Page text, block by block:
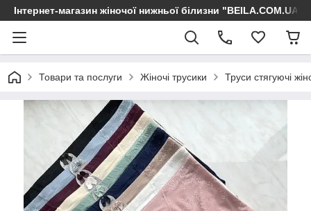
Інтернет-магазин жіночої нижньої білизни "BEILA.COM.UA"
Товари та послуги Жіночі трусики Труси стягуючі